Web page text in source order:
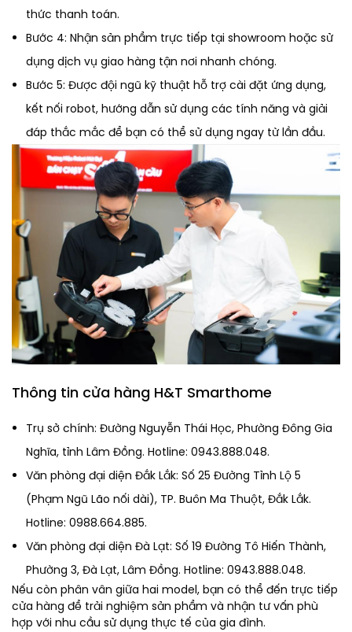
thức thanh toán.
Bước 4: Nhận sản phẩm trực tiếp tại showroom hoặc sử
dụng dịch vụ giao hàng tận nơi nhanh chóng.
Bước 5: Được đội ngũ kỹ thuật hỗ trợ cài đặt ứng dụng,
kết nối robot, hướng dẫn sử dụng các tính năng và giải
đáp thắc mắc để bạn có thể sử dụng ngay từ lần đầu.
Thông tin cửa hàng H&T Smarthome
Trụ sở chính: Đường Nguyễn Thái Học, Phường Đông Gia
Nghĩa, tỉnh Lâm Đồng. Hotline: 0943.888.048.
Văn phòng đại diện Đắk Lắk: Số 25 Đường Tỉnh Lộ 5
(Phạm Ngũ Lão nối dài), TP. Buôn Ma Thuột, Đắk Lắk.
Hotline: 0988.664.885.
Văn phòng đại diện Đà Lạt: Số 19 Đường Tô Hiến Thành,
Phường 3, Đà Lạt, Lâm Đồng. Hotline: 0943.888.048.
Nếu còn phân vân giữa hai model, bạn có thể đến trực tiếp
cửa hàng để trải nghiệm sản phẩm và nhận tư vấn phù
hợp với nhu cầu sử dụng thực tế của gia đình.